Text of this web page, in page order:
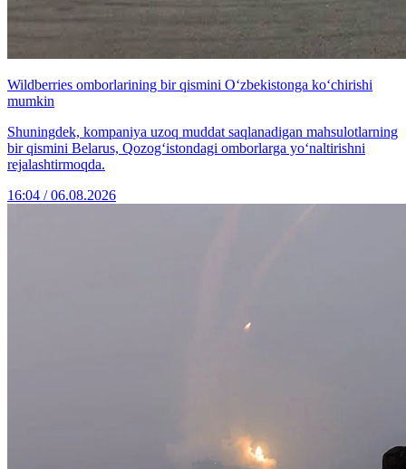
Wildberries omborlarining bir qismini O‘zbekistonga ko‘chirishi
mumkin
Shuningdek, kompaniya uzoq muddat saqlanadigan mahsulotlarning
bir qismini Belarus, Qozog‘istondagi omborlarga yo‘naltirishni
rejalashtirmoqda.
16:04 / 06.08.2026